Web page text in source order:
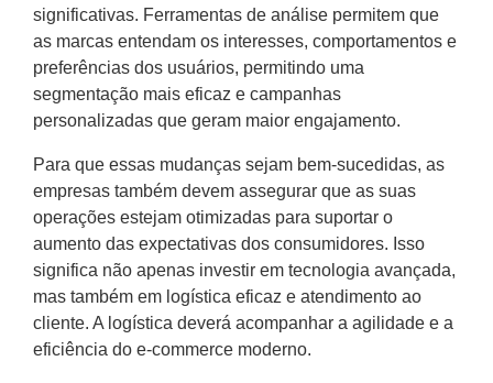
significativas. Ferramentas de análise permitem que
as marcas entendam os interesses, comportamentos e
preferências dos usuários, permitindo uma
segmentação mais eficaz e campanhas
personalizadas que geram maior engajamento.
Para que essas mudanças sejam bem-sucedidas, as
empresas também devem assegurar que as suas
operações estejam otimizadas para suportar o
aumento das expectativas dos consumidores. Isso
significa não apenas investir em tecnologia avançada,
mas também em logística eficaz e atendimento ao
cliente. A logística deverá acompanhar a agilidade e a
eficiência do e-commerce moderno.